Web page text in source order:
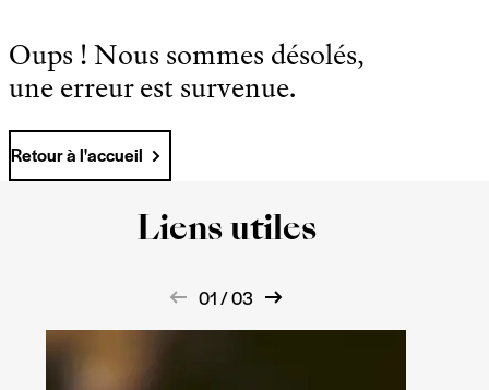
Oups ! Nous sommes désolés,
une erreur est survenue.
Retour à l'accueil
Liens utiles
01 / 03